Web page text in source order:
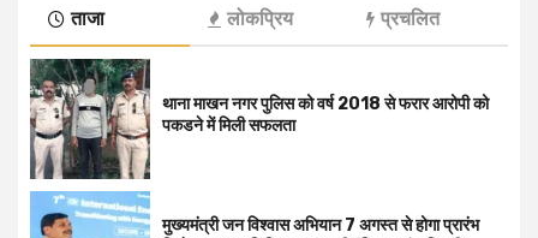
ताजा लोकप्रिय प्रचलित
थाना माखन नगर पुलिस को वर्ष 2018 से फरार आरोपी को
पकडने में मिली सफलता
मुख्यमंत्री जन विश्वास अभियान 7 अगस्त से होगा प्रारंभ